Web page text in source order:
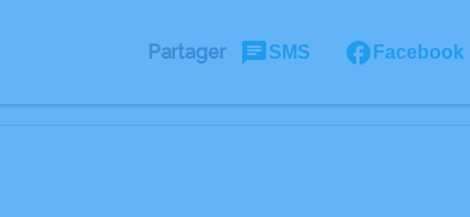
Partager SMS Facebook